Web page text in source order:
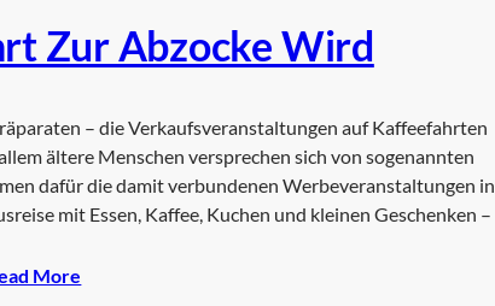
Zur Abzocke Wird
– die Verkaufsveranstaltungen auf Kaffeefahrten
ältere Menschen versprechen sich von sogenannten
dafür die damit verbundenen Werbeveranstaltungen in
mit Essen, Kaffee, Kuchen und kleinen Geschenken –
More